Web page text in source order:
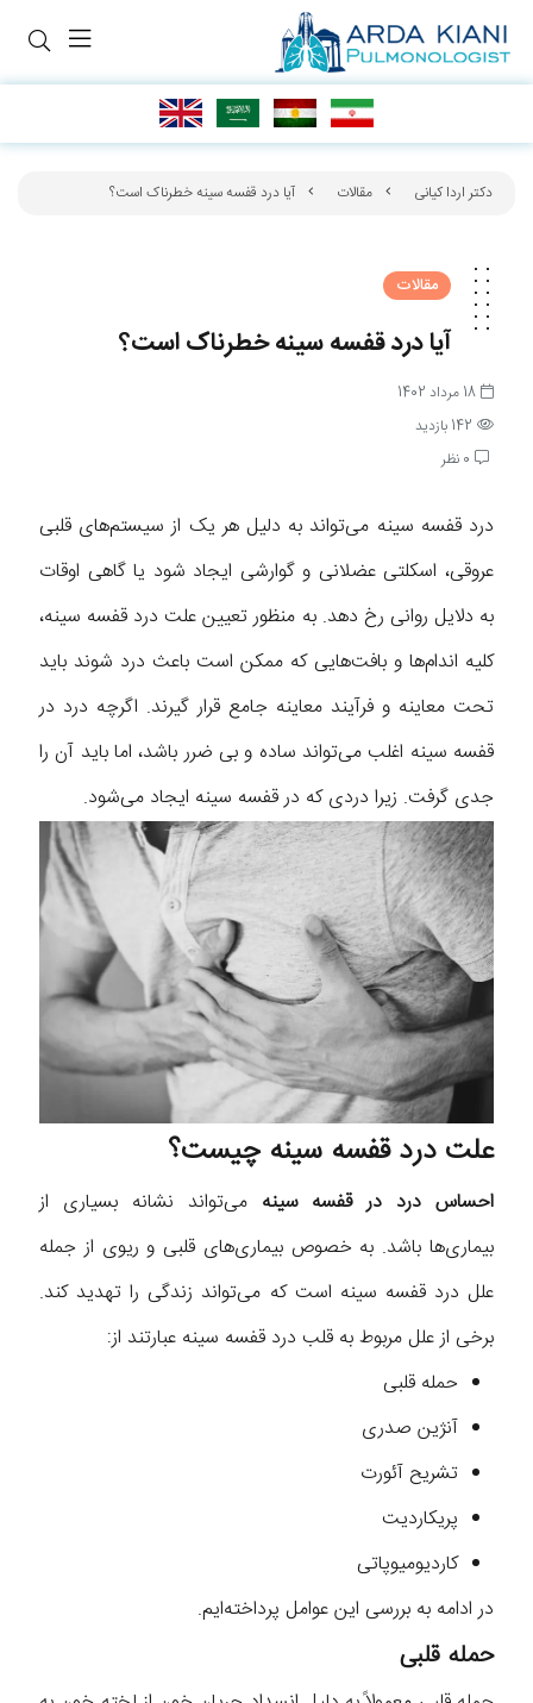
دکتر اردا کیانی مقالات آیا درد قفسه سینه خطرناک است؟
مقالات
آیا درد قفسه سینه خطرناک است؟
18 مرداد 1402
142 بازدید
0 نظر
درد قفسه سینه می‌تواند به دلیل هر یک از سیستم‌های قلبی
عروقی، اسکلتی عضلانی و گوارشی ایجاد شود یا گاهی اوقات
به دلایل روانی رخ دهد. به منظور تعیین علت درد قفسه سینه،
کلیه اندام‌ها و بافت‌هایی که ممکن است باعث درد شوند باید
تحت معاینه و فرآیند معاینه جامع قرار گیرند. اگرچه درد در
قفسه سینه اغلب می‌تواند ساده و بی ضرر باشد، اما باید آن را
جدی گرفت. زیرا دردی که در قفسه سینه ایجاد می‌شود.
علت درد قفسه سینه چیست؟
احساس درد در قفسه سینه می‌تواند نشانه بسیاری از
بیماری‌ها باشد. به خصوص بیماری‌های قلبی و ریوی از جمله
علل درد قفسه سینه است که می‌تواند زندگی را تهدید کند.
برخی از علل مربوط به قلب درد قفسه سینه عبارتند از:
حمله قلبی
آنژین صدری
تشریح آئورت
پریکاردیت
کاردیومیوپاتی
در ادامه به بررسی این عوامل پرداخته‌ایم.
حمله قلبی